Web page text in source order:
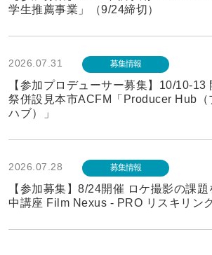
学生推薦事業」（9/24締切）
2026.07.31 募集情報
【参加プロデューサー募集】10/10-13
祭併設見本市ACFM「Producer Hub（
ハブ）」
2026.07.28 募集情報
【参加募集】8/24開催 ロケ撮影の課
中講座 Film Nexus - PRO リスキリン